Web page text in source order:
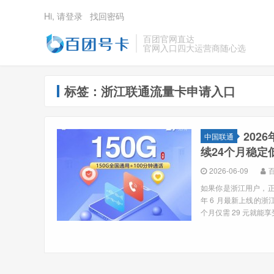
百团官网直达
官网入口四大运营商随心选
Hi, 请登录 找回密码
标签：浙江联通流量卡申请入口
中国联通
2026
续24个月稳定
2026-06-09
如果你是浙江用户，
年 6 月最新上线的浙
个月仅需 29 元就能